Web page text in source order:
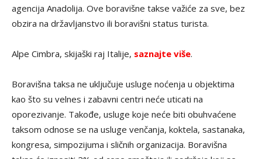
agencija Anadolija. Ove boravišne takse važiće za sve, bez
obzira na državljanstvo ili boravišni status turista.
Alpe Cimbra, skijaški raj Italije, saznajte više.
Boravišna taksa ne uključuje usluge noćenja u objektima
kao što su velnes i zabavni centri neće uticati na
oporezivanje. Takođe, usluge koje neće biti obuhvaćene
taksom odnose se na usluge venčanja, koktela, sastanaka,
kongresa, simpozijuma i sličnih organizacija. Boravišna